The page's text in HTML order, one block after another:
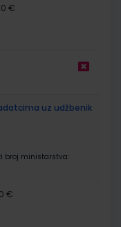
€
uz udžbenik
broj ministarstva:
€